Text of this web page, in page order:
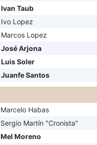
Ivan Taub
Ivo Lopez
Marcos Lopez
José Arjona
Luis Soler
Juanfe Santos
Marcelo Habas
Sergio Martín "Cronista"
Mel Moreno